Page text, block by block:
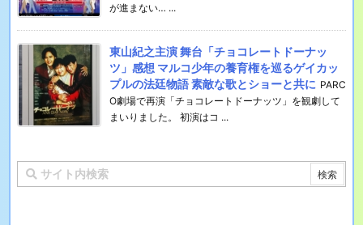
が進まない… ...
東山紀之主演 舞台「チョコレートドーナッ
ツ」感想 マルコ少年の養育権を巡るゲイカッ
プルの法廷物語 素敵な歌とショーと共に PARC
O劇場で再演「チョコレートドーナッツ」を観劇して
まいりました。 初演はコ ...